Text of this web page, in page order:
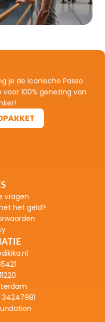
je de iconische Passo
100% genezing van
vragen
het geld?
34247981